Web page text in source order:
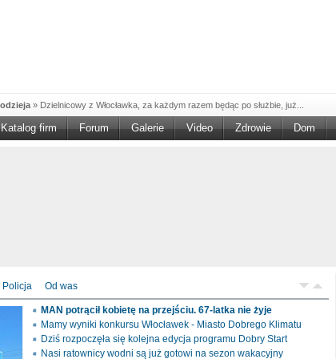
» Dzielnicowy z Włocławka, za każdym razem będąc po służbie, już...
w NGO'»Ruszył nabór w konkursie „Wsparcie Organizacji Wolontariatu w NGO –
» Od czerwca rozpoczął się nowy okres świadczeniowy 800 plus, który
» Policjanci ruchu drogowego przeprowadzili na drogach Włocławka i
Katalog firm Forum Galerie Video Zdrowie Dom
Policja Od was
MAN potrącił kobietę na przejściu. 67-latka nie żyje
Mamy wyniki konkursu Włocławek - Miasto Dobrego Klimatu
Dziś rozpoczęła się kolejna edycja programu Dobry Start
Nasi ratownicy wodni są już gotowi na sezon wakacyjny